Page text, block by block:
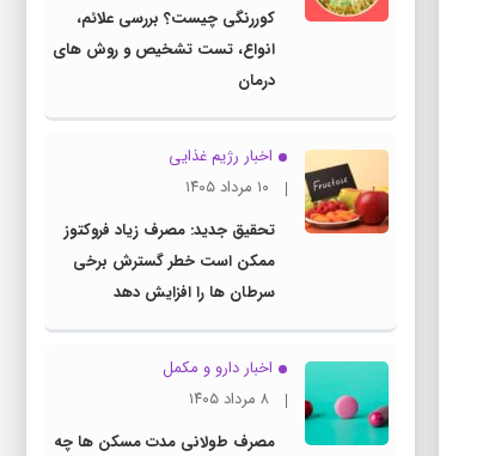
کوررنگی چیست؟ بررسی علائم،
انواع، تست تشخیص و روش های
درمان
اخبار رژیم غذایی
۱۰ مرداد ۱۴۰۵
تحقیق جدید: مصرف زیاد فروکتوز
ممکن است خطر گسترش برخی
سرطان ها را افزایش دهد
اخبار دارو و مکمل
۸ مرداد ۱۴۰۵
مصرف طولانی مدت مسکن ها چه